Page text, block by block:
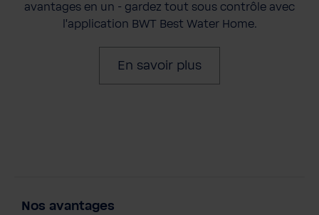
avantages en un - gardez tout sous contrôle avec
l'application BWT Best Water Home.
En savoir plus
Nos avantages